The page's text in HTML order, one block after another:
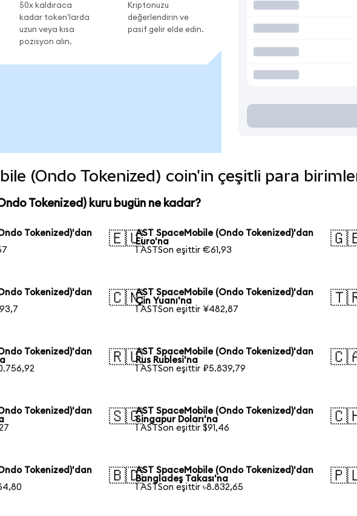
50x kaldıraca
kadar token'larda
uzun veya kısa
pozisyon alın.
Kriptonuzu
değerlendirin ve
pasif gelir elde edin.
(Ondo Tokenized) coin'in çeşitli para
Tokenized) kuru bugün ne kadar?
Tokenized)'dan
🇪🇺AST SpaceMobile (Ondo Tokenized)'dan
Euro'na
1 ASTSon eşittir €61,93
Tokenized)'dan
🇨🇳AST SpaceMobile (Ondo Tokenized)'dan
Çin Yuanı'na
1 ASTSon eşittir ¥482,87
Tokenized)'dan
🇷🇺AST SpaceMobile (Ondo Tokenized)'dan
Rus Rublesi'na
1 ASTSon eşittir ₽5.839,79
Tokenized)'dan
🇸🇬AST SpaceMobile (Ondo Tokenized)'dan
Singapur Doları'na
1 ASTSon eşittir $91,46
Tokenized)'dan
🇧🇩AST SpaceMobile (Ondo Tokenized)'dan
Bangladeş Takası'na
1 ASTSon eşittir ৳8.832,65